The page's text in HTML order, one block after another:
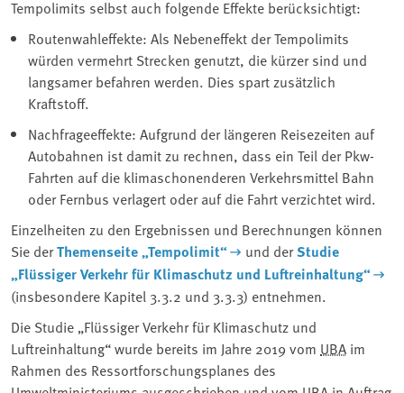
Tempolimits selbst auch folgende Effekte berücksichtigt:
Routenwahleffekte: Als Nebeneffekt der Tempolimits
würden vermehrt Strecken genutzt, die kürzer sind und
langsamer befahren werden. Dies spart zusätzlich
Kraftstoff.
Nachfrageeffekte: Aufgrund der längeren Reisezeiten auf
Autobahnen ist damit zu rechnen, dass ein Teil der Pkw-
Fahrten auf die klimaschonenderen Verkehrsmittel Bahn
oder Fernbus verlagert oder auf die Fahrt verzichtet wird.
Einzelheiten zu den Ergebnissen und Berechnungen können
Sie derThemenseite „Tempolimit“ und derStudie
„Flüssiger Verkehr für Klimaschutz und Luftreinhaltung“
(insbesondere Kapitel 3.3.2 und 3.3.3) entnehmen.
Die Studie „Flüssiger Verkehr für Klimaschutz und
Luftreinhaltung“ wurde bereits im Jahre 2019 vom UBA im
Rahmen des Ressortforschungsplanes des